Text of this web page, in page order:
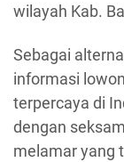
wilayah Kab.
Sebagai
informasi
terpercaya di
dengan
melamar yang